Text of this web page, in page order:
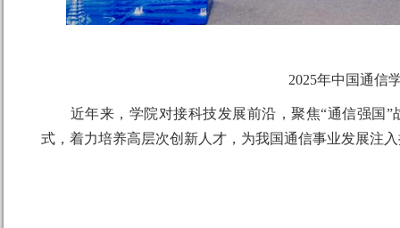
2025年中国通信
近年来，学院对接科技发展前沿，聚焦“通信强国”
式，着力培养高层次创新人才，为我国通信事业发展注